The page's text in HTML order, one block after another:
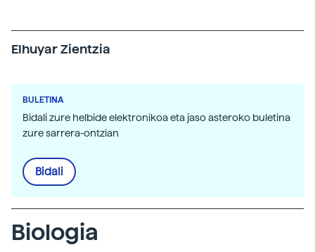
Elhuyar Zientzia
BULETINA
Bidali zure helbide elektronikoa eta jaso asteroko buletina
zure sarrera-ontzian
Bidali
Biologia